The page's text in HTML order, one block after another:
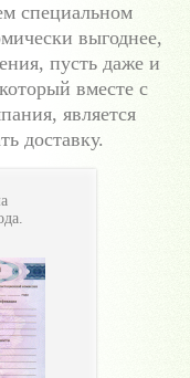
специальном
выгоднее,
пусть даже и
вместе с
является
доставку.